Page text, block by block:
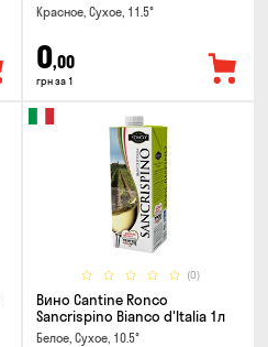
Красное, Сухое, 11.5°
0,00
грн за 1
(0)
Вино Cantine Ronco
Sancrispino Bianco d'Italia 1л
Белое, Сухое, 10.5°